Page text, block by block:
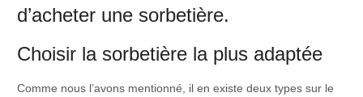
d’acheter une sorbetière.
Choisir la sorbetière la plus adaptée
Comme nous l’avons mentionné, il en existe deux types sur le